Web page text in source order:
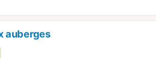
auberges